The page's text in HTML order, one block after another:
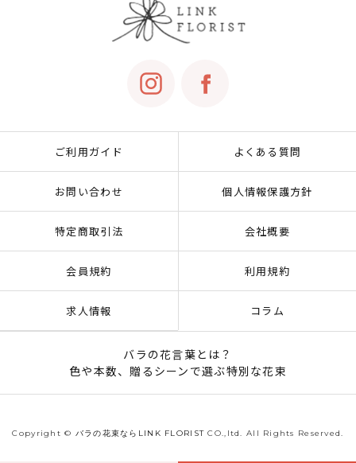
ご利用ガイド よくある質問
お問い合わせ 個人情報保護方針
特定商取引法 会社概要
会員規約 利用規約
求人情報 コラム
バラの花言葉とは？
色や本数、贈るシーンで選ぶ特別な花束
Copyright © バラの花束ならLINK FLORIST CO.,ltd. All Rights Reserved.